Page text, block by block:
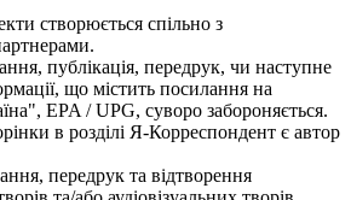
створюється спільно з
публікація, передрук, чи наступне
що містить посилання на
EPA / UPG, суворо забороняється.
в розділі Я-Корреспондент є автор
передрук та відтворення